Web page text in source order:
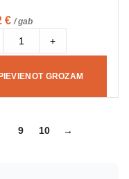
€ / gab
+
GROZAM
9 10 →